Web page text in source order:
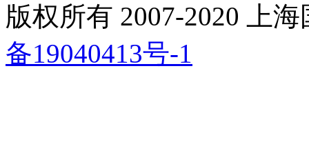
版权所有 2007-2020 上
备19040413号-1